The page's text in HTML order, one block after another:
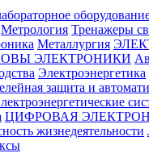
Метрология Тренажеры
Металлургия
ЭЛЕКТРОНИКИ
Электроэнергетика
защита и
ЦИФРОВАЯ
жизнедеятельности